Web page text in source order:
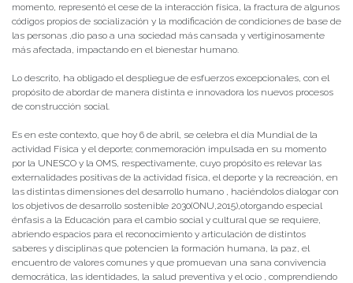
momento, representó el cese de la interacción física, la fractura de algunos
códigos propios de socialización y la modificación de condiciones de base de
las personas ,dio paso a una sociedad más cansada y vertiginosamente
más afectada, impactando en el bienestar humano.
Lo descrito, ha obligado el despliegue de esfuerzos excepcionales, con el
propósito de abordar de manera distinta e innovadora los nuevos procesos
de construcción social.
Es en este contexto, que hoy 6 de abril, se celebra el día Mundial de la
actividad Física y el deporte; conmemoración impulsada en su momento
por la UNESCO y la OMS, respectivamente, cuyo propósito es relevar las
externalidades positivas de la actividad física, el deporte y la recreación, en
las distintas dimensiones del desarrollo humano , haciéndolos dialogar con
los objetivos de desarrollo sostenible 2030(ONU,2015),otorgando especial
énfasis a la Educación para el cambio social y cultural que se requiere,
abriendo espacios para el reconocimiento y articulación de distintos
saberes y disciplinas que potencien la formación humana, la paz, el
encuentro de valores comunes y que promuevan una sana convivencia
democrática, las identidades, la salud preventiva y el ocio , comprendiendo